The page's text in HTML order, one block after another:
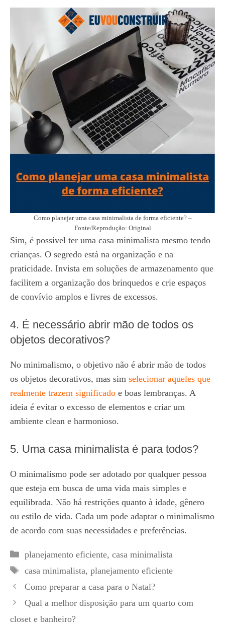
Como planejar uma casa minimalista de forma eficiente? –
Fonte/Reprodução: Original
Sim, é possível ter uma casa minimalista mesmo tendo
crianças. O segredo está na organização e na
praticidade. Invista em soluções de armazenamento que
facilitem a organização dos brinquedos e crie espaços
de convívio amplos e livres de excessos.
4. É necessário abrir mão de todos os
objetos decorativos?
No minimalismo, o objetivo não é abrir mão de todos
os objetos decorativos, mas sim selecionar aqueles que
realmente trazem significado e boas lembranças. A
ideia é evitar o excesso de elementos e criar um
ambiente clean e harmonioso.
5. Uma casa minimalista é para todos?
O minimalismo pode ser adotado por qualquer pessoa
que esteja em busca de uma vida mais simples e
equilibrada. Não há restrições quanto à idade, gênero
ou estilo de vida. Cada um pode adaptar o minimalismo
de acordo com suas necessidades e preferências.
Categorias
planejamento eficiente, casa minimalista
Tags
casa minimalista, planejamento eficiente
Como preparar a casa para o Natal?
Qual a melhor disposição para um quarto com
closet e banheiro?